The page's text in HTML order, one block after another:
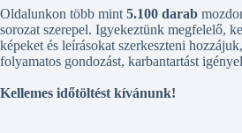
Oldalunkon több mint 5.100 darab
sorozat szerepel. Igyekeztünk megfelelő,
képeket és leírásokat szerkeszteni
folyamatos gondozást, karbantartást
Kellemes időtöltést kívánunk!